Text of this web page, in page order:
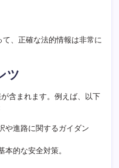
、正確な法的情報は非常に
ツ
含まれます。例えば、以下
や進路に関するガイダン
本的な安全対策。